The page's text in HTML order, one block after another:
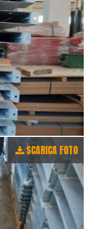
SCARICA FOTO